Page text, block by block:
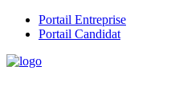
Portail Entreprise
Portail Candidat